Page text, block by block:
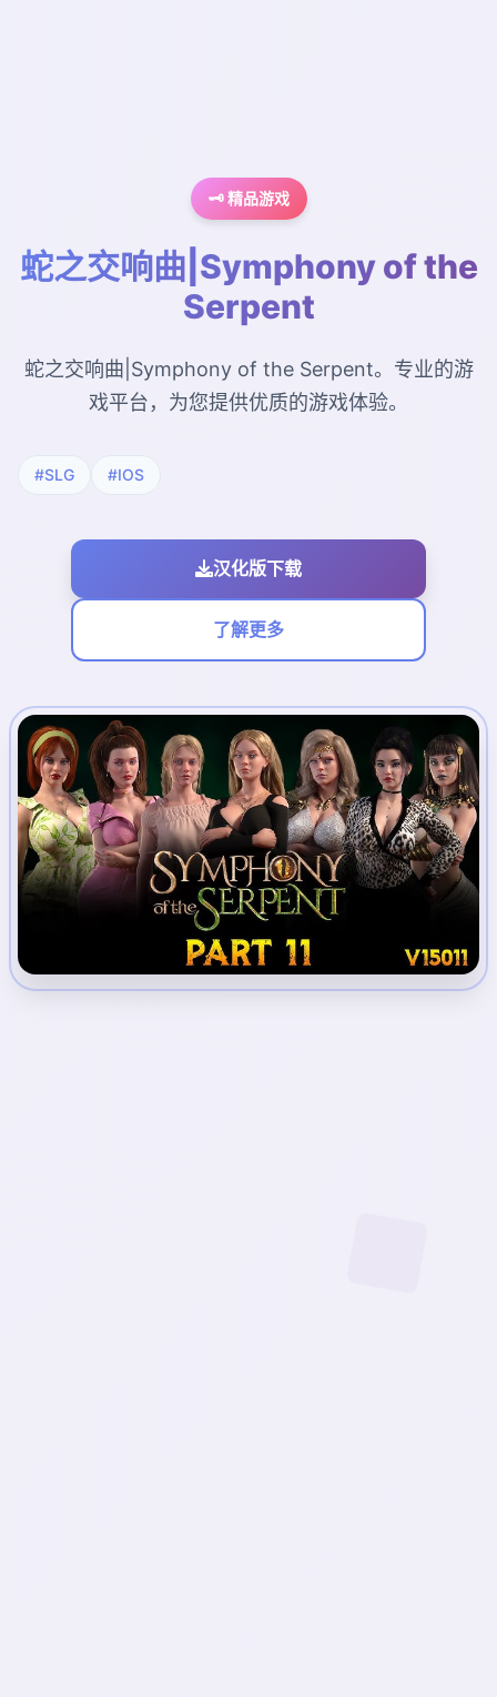
🗝️ 精品游戏
蛇之交响曲|Symphony of the
Serpent
蛇之交响曲|Symphony of the Serpent。专业的游
戏平台，为您提供优质的游戏体验。
#SLG #IOS
汉化版下载
了解更多